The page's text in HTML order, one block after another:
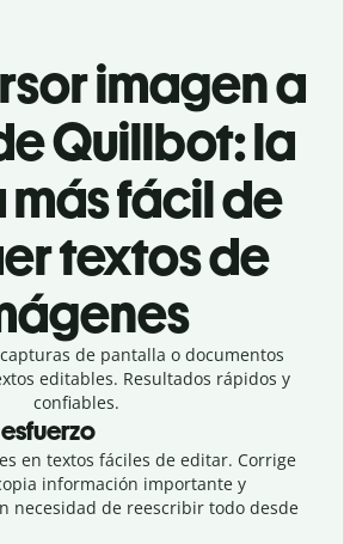
imagen a
Quillbot: la
fácil de
textos de
de pantalla o documentos
editables. Resultados rápidos y
confiables.
en textos fáciles de editar. Corrige
información importante y
necesidad de reescribir todo desde